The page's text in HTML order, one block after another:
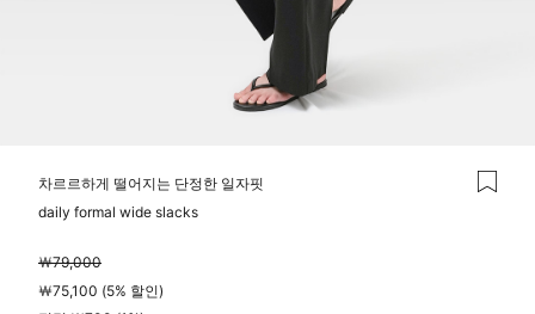
차르르하게 떨어지는 단정한 일자핏
daily formal wide slacks
￦79,000
￦75,100 (5% 할인)